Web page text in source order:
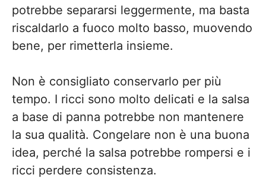
potrebbe separarsi leggermente, ma basta
riscaldarlo a fuoco molto basso, muovendo
bene, per rimetterla insieme.
Non è consigliato conservarlo per più
tempo. I ricci sono molto delicati e la salsa
a base di panna potrebbe non mantenere
la sua qualità. Congelare non è una buona
idea, perché la salsa potrebbe rompersi e i
ricci perdere consistenza.